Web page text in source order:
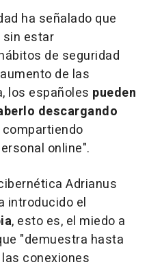
ha señalado que
estar
de seguridad
de las
los españoles pueden
descargando
compartiendo
online".
Adrianus
introducido el
, esto es, el miedo a
"demuestra hasta
conexiones